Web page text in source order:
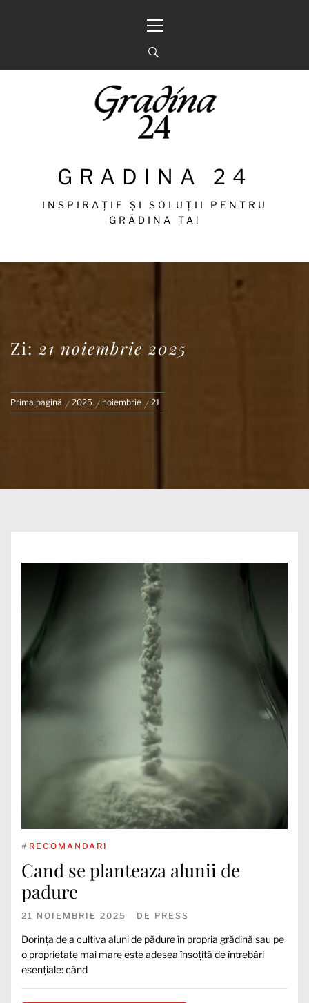
principal
GRADINA 24
INSPIRAȚIE ȘI SOLUȚII PENTRU
GRĂDINA TA!
Zi: 21 noiembrie 2025
Prima pagină 2025 noiembrie 21
# RECOMANDARI
Cand se planteaza alunii de
padure
21 NOIEMBRIE 2025 DE PRESS
Dorința de a cultiva aluni de pădure în propria grădină sau pe
o proprietate mai mare este adesea însoțită de întrebări
esențiale: când